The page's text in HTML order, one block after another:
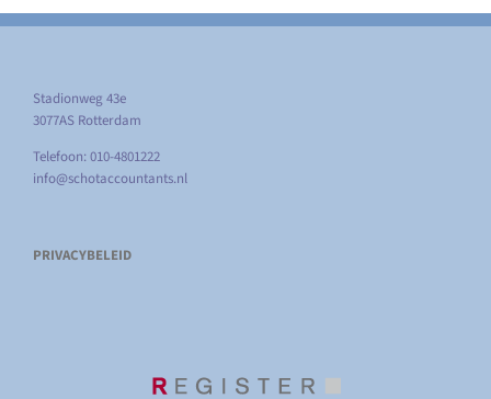
Stadionweg 43e
3077AS Rotterdam
Telefoon: 010-4801222
info@schotaccountants.nl
PRIVACYBELEID